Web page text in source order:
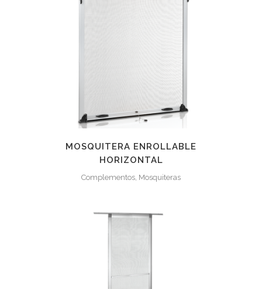
MOSQUITERA ENROLLABLE
HORIZONTAL
Complementos, Mosquiteras